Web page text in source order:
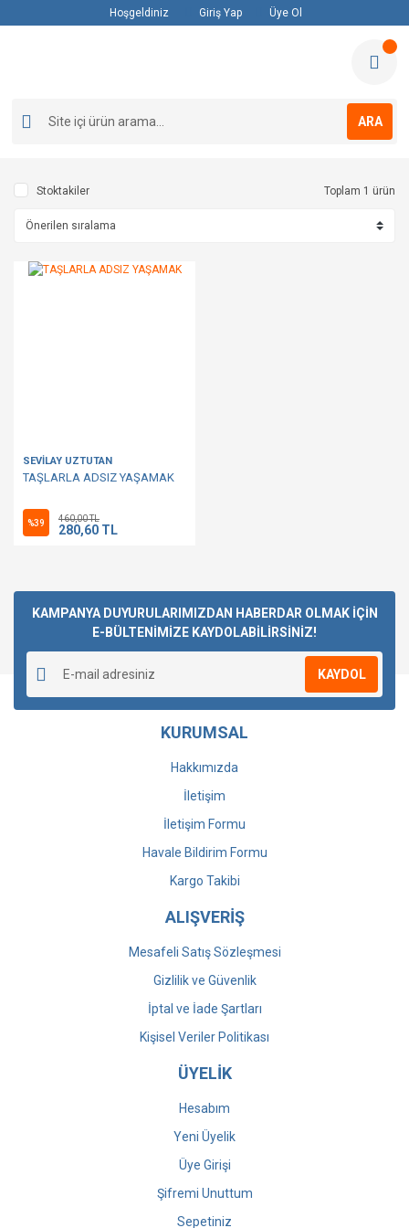
Hoşgeldiniz Giriş Yap Üye Ol
ARA
Stoktakiler Toplam 1 ürün
SEVİLAY UZTUTAN
TAŞLARLA ADSIZ YAŞAMAK
%39 460,00 TL
280,60 TL
KAMPANYA DUYURULARIMIZDAN HABERDAR OLMAK İÇİN
E-BÜLTENİMİZE KAYDOLABİLİRSİNİZ!
KAYDOL
KURUMSAL
Hakkımızda
İletişim
İletişim Formu
Havale Bildirim Formu
Kargo Takibi
ALIŞVERİŞ
Mesafeli Satış Sözleşmesi
Gizlilik ve Güvenlik
İptal ve İade Şartları
Kişisel Veriler Politikası
ÜYELİK
Hesabım
Yeni Üyelik
Üye Girişi
Şifremi Unuttum
Sepetiniz